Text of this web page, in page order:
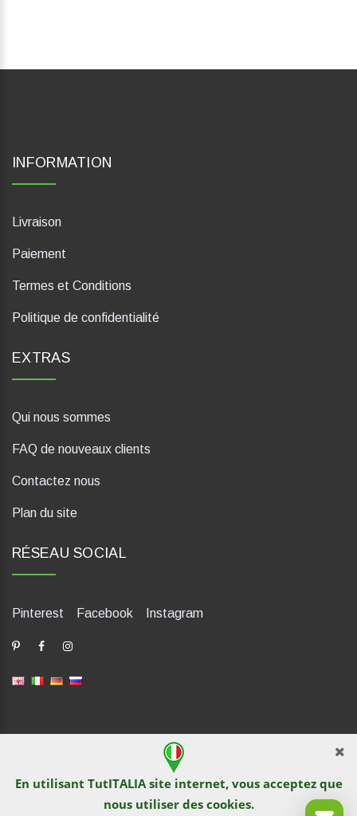
En utilisant TutITALIA site internet, vous acceptez que
nous utiliser des cookies.
INFORMATION
Livraison
Paiement
Termes et Conditions
Politique de confidentialité
EXTRAS
Qui nous sommes
FAQ de nouveaux clients
Contactez nous
Plan du site
RÉSEAU SOCIAL
Pinterest Facebook Instagram
dP Motion Media. Via La Piana 430, 47835 Saludecio (RN), Italia.
Numero REA: RN410802. P.IVA: 04421580400. Tel +39 0541
1480041
© TutITALIA 2013-2026. L`impression et la copie de textes et de